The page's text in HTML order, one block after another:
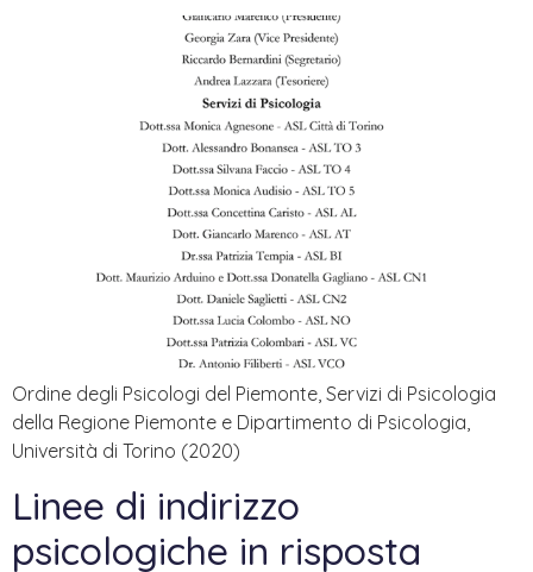
Ordine degli Psicologi del Piemonte, Servizi di Psicologia
della Regione Piemonte e Dipartimento di Psicologia,
Università di Torino (2020)
Linee di indirizzo
psicologiche in risposta